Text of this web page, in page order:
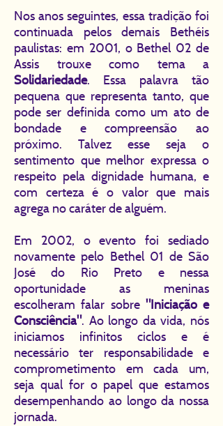
Nos anos seguintes, essa tradição foi
continuada pelos demais Bethéis
paulistas: em 2001, o Bethel 02 de
Assis trouxe como tema a
Solidariedade. Essa palavra tão
pequena que representa tanto, que
pode ser definida como um ato de
bondade e compreensão ao
próximo. Talvez esse seja o
sentimento que melhor expressa o
respeito pela dignidade humana, e
com certeza é o valor que mais
agrega no caráter de alguém.
Em 2002, o evento foi sediado
novamente pelo Bethel 01 de São
José do Rio Preto e nessa
oportunidade as meninas
escolheram falar sobre "Iniciação e
Consciência". Ao longo da vida, nós
iniciamos infinitos ciclos e é
necessário ter responsabilidade e
comprometimento em cada um,
seja qual for o papel que estamos
desempenhando ao longo da nossa
jornada.